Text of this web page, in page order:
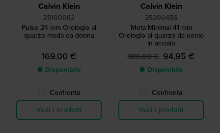
Calvin Klein
25100062
Pulse 24 mm Orologio al
quarzo moda da donna
169,00 €
● Disponibile
Confronta
Vedi i prodotti
Calvin Klein
25200456
Meta Minimal 41 mm
Orologio al quarzo da uomo
in acciaio
189,00 € 94,95 €
● Disponibile
Confronta
Vedi i prodotti